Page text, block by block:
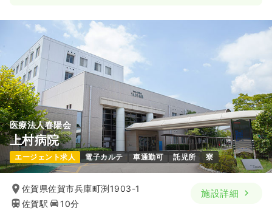
給与 22.0〜33.0 万円 /月
※一例
時間
8:30～17:30
日祝休み
4週8休以上 ブランク可
第二新卒可
月給33万円以上可
気になる 詳細を見る
日勤のみ（パート）
給与 時給1,000〜1,500円
時間 8:30～17:30
日祝休み
ブランク可
医療法人春陽会
上村病院
エージェント求人 電子カルテ 車通勤可 託児所 寮
佐賀県佐賀市兵庫町渕1903-1
佐賀駅
10分
施設詳細